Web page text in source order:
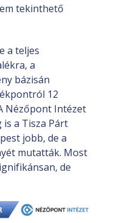
tekinthető
a teljes
a
bázisán
12
Nézőpont Intézet
a Tisza Párt
jobb, de a
mutatták. Most
de